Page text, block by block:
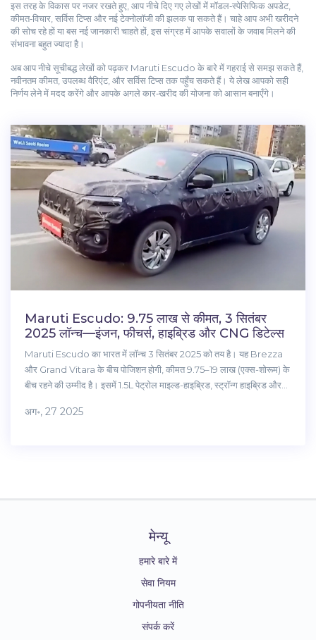
इस तरह के विकास पर नजर रखते हुए, आप नीचे दिए गए लेखों में मॉडल‑स्पेसिफिक अपडेट,
कीमत‑विचार, सर्विस टिप्स और नई टेक्नोलॉजी की झलक पा सकते हैं। चाहे आप अभी खरीदने
की सोच रहे हों या बस नई जानकारी चाहते हों, इस संग्रह में आपके सवालों के जवाब मिलने की
संभावना बहुत ज्यादा है।
अब आप नीचे सूचीबद्ध लेखों को पढ़कर Maruti Escudo के बारे में गहराई से समझ सकते हैं,
नवीनतम कीमत, उपलब्ध वैरिएंट, और सर्विस टिप्स तक पहुँच सकते हैं। ये लेख आपको सही
निर्णय लेने में मदद करेंगे और आपके अगले कार‑खरीद की योजना को आसान बनाएँगे।
Maruti Escudo: 9.75 लाख से कीमत, 3 सितंबर
2025 लॉन्च—इंजन, फीचर्स, हाइब्रिड और CNG डिटेल्स
Maruti Escudo का भारत में लॉन्च 3 सितंबर 2025 को तय है। यह Brezza
और Grand Vitara के बीच पोजिशन होगी, कीमत 9.75–19 लाख (एक्स-शोरूम) के
बीच रहने की उम्मीद है। इसमें 1.5L पेट्रोल माइल्ड-हाइब्रिड, स्ट्रॉन्ग हाइब्रिड और
पैनोरमिक सनरूफ जैसी हाई-एंड सुविधाएँ भी संभावित हैं।
अग॰, 27 2025
मेन्यू
हमारे बारे में
सेवा नियम
गोपनीयता नीति
संपर्क करें